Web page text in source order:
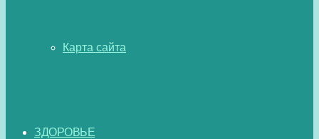
Карта сайта
ЗДОРОВЬЕ